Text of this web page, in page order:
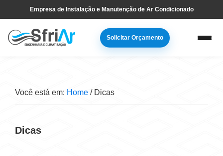
para
navegação
to
main
Empresa de Instalação e Manutenção de Ar Condicionado
Solicitar Orçamento
Você está em: Home /Dicas
Dicas